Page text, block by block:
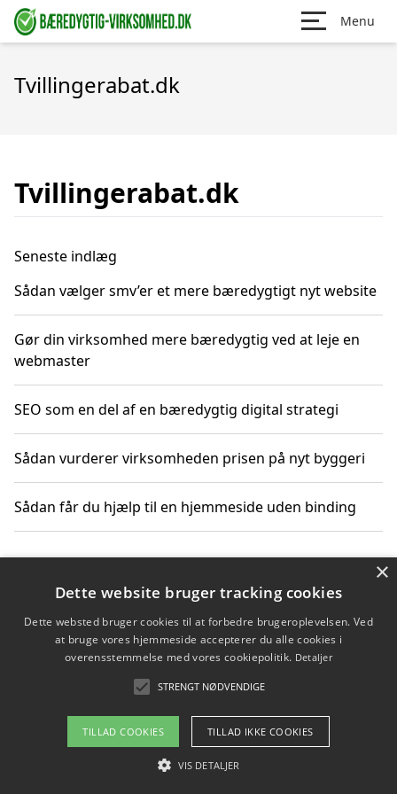
Menu
Tvillingerabat.dk
Tvillingerabat.dk
Seneste indlæg
Sådan vælger smv’er et mere bæredygtigt nyt website
Gør din virksomhed mere bæredygtig ved at leje en
webmaster
SEO som en del af en bæredygtig digital strategi
Sådan vurderer virksomheden prisen på nyt byggeri
Sådan får du hjælp til en hjemmeside uden binding
Copyright 2026 - Pilanto Aps
Om / kontakt
Blog Betingelser
×
Dette website bruger tracking cookies
Dette websted bruger cookies til at forbedre brugeroplevelsen. Ved
at bruge vores hjemmeside accepterer du alle cookies i
overensstemmelse med vores cookiepolitik. Detaljer
STRENGT NØDVENDIGE
TILLAD COOKIES TILLAD IKKE COOKIES
VIS DETALJER